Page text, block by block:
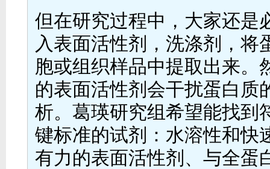
但在研究过程中，大家还是
入表面活性剂，洗涤剂，将
胞或组织样品中提取出来。
的表面活性剂会干扰蛋白质
析。葛瑛研究组希望能找到
键标准的试剂：水溶性和快
有力的表面活性剂、与全蛋